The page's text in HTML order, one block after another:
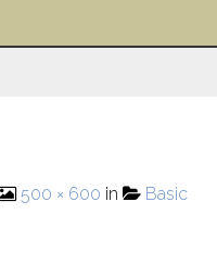
500 × 600 in Basic